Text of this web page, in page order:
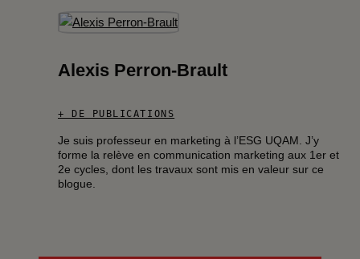
Alexis Perron-Brault
+ DE PUBLICATIONS
Je suis professeur en marketing à l’ESG UQAM. J’y
forme la relève en communication marketing aux 1er et
2e cycles, dont les travaux sont mis en valeur sur ce
blogue.